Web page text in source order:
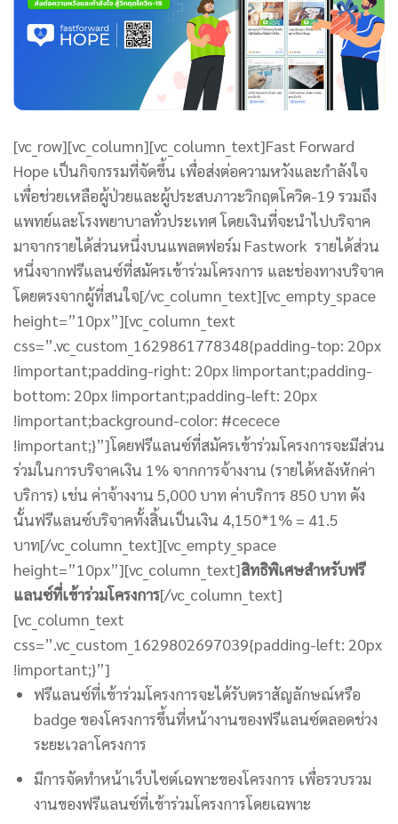
[vc_row][vc_column][vc_column_text]Fast Forward
Hope เป็นกิจกรรมที่จัดขึ้น เพื่อส่งต่อความหวังและกำลังใจ
เพื่อช่วยเหลือผู้ป่วยและผู้ประสบภาวะวิกฤตโควิด-19 รวมถึง
แพทย์และโรงพยาบาลทั่วประเทศ โดยเงินที่จะนำไปบริจาค
มาจากรายได้ส่วนหนึ่งบนแพลตฟอร์ม Fastwork รายได้ส่วน
หนึ่งจากฟรีแลนซ์ที่สมัครเข้าร่วมโครงการ และช่องทางบริจาค
โดยตรงจากผู้ที่สนใจ[/vc_column_text][vc_empty_space
height=”10px”][vc_column_text
css=”.vc_custom_1629861778348{padding-top: 20px
!important;padding-right: 20px !important;padding-
bottom: 20px !important;padding-left: 20px
!important;background-color: #cecece
!important;}”]โดยฟรีแลนซ์ที่สมัครเข้าร่วมโครงการจะมีส่วน
ร่วมในการบริจาคเงิน 1% จากการจ้างงาน (รายได้หลังหักค่า
บริการ) เช่น ค่าจ้างงาน 5,000 บาท ค่าบริการ 850 บาท ดัง
นั้นฟรีแลนซ์บริจาคทั้งสิ้นเป็นเงิน 4,150*1% = 41.5
บาท[/vc_column_text][vc_empty_space
height=”10px”][vc_column_text]สิทธิพิเศษสำหรับฟรี
แลนซ์ที่เข้าร่วมโครงการ[/vc_column_text]
[vc_column_text
css=”.vc_custom_1629802697039{padding-left: 20px
!important;}”]
ฟรีแลนซ์ที่เข้าร่วมโครงการจะได้รับตราสัญลักษณ์หรือ
badge ของโครงการขึ้นที่หน้างานของฟรีแลนซ์ตลอดช่วง
ระยะเวลาโครงการ
มีการจัดทำหน้าเว็บไซต์เฉพาะของโครงการ เพื่อรวบรวม
งานของฟรีแลนซ์ที่เข้าร่วมโครงการโดยเฉพาะ